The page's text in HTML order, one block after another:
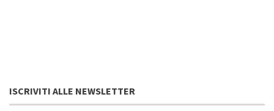
ISCRIVITI ALLE NEWSLETTER